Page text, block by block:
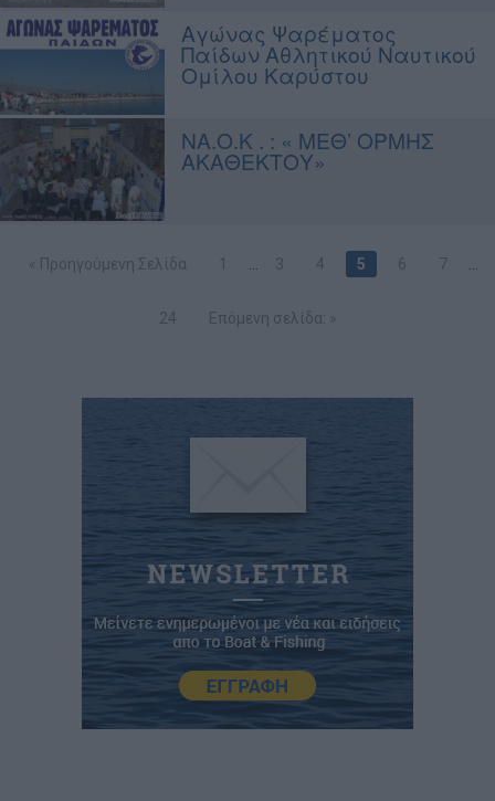
Αγώνας Ψαρέματος
Παίδων Αθλητικού Ναυτικού
Ομίλου Καρύστου
ΝΑ.Ο.Κ . : « ΜΕΘ’ ΟΡΜΗΣ
ΑΚΑΘΕΚΤΟΥ»
« Προηγούμενη Σελίδα 1 3 4 5 6 7
24 Επόμενη σελίδα: »